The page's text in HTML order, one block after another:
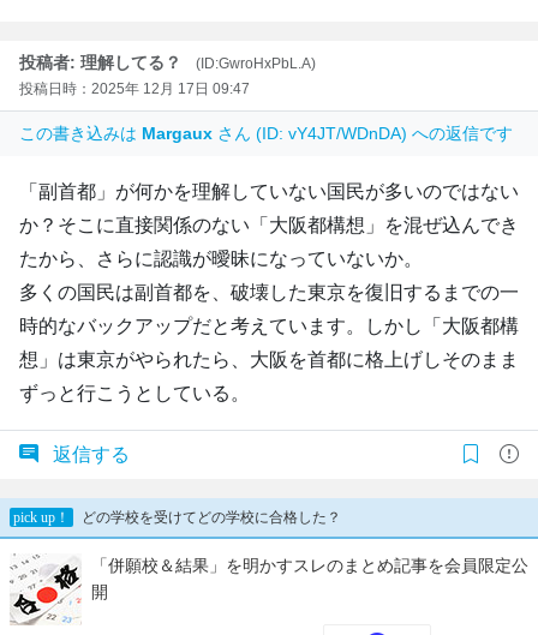
投稿者: 理解してる？
(ID:GwroHxPbL.A)
投稿日時：2025年 12月 17日 09:47
この書き込みは Margaux さん (ID: vY4JT/WDnDA) への返信です
「副首都」が何かを理解していない国民が多いのではない
か？そこに直接関係のない「大阪都構想」を混ぜ込んでき
たから、さらに認識が曖昧になっていないか。
多くの国民は副首都を、破壊した東京を復旧するまでの一
時的なバックアップだと考えています。しかし「大阪都構
想」は東京がやられたら、大阪を首都に格上げしそのまま
ずっと行こうとしている。
返信する